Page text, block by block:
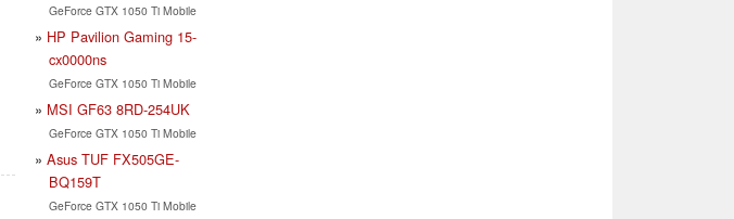
GeForce GTX 1050 Ti Mobile
HP Pavilion Gaming 15-
cx0000ns
GeForce GTX 1050 Ti Mobile
MSI GF63 8RD-254UK
GeForce GTX 1050 Ti Mobile
Asus TUF FX505GE-
BQ159T
GeForce GTX 1050 Ti Mobile